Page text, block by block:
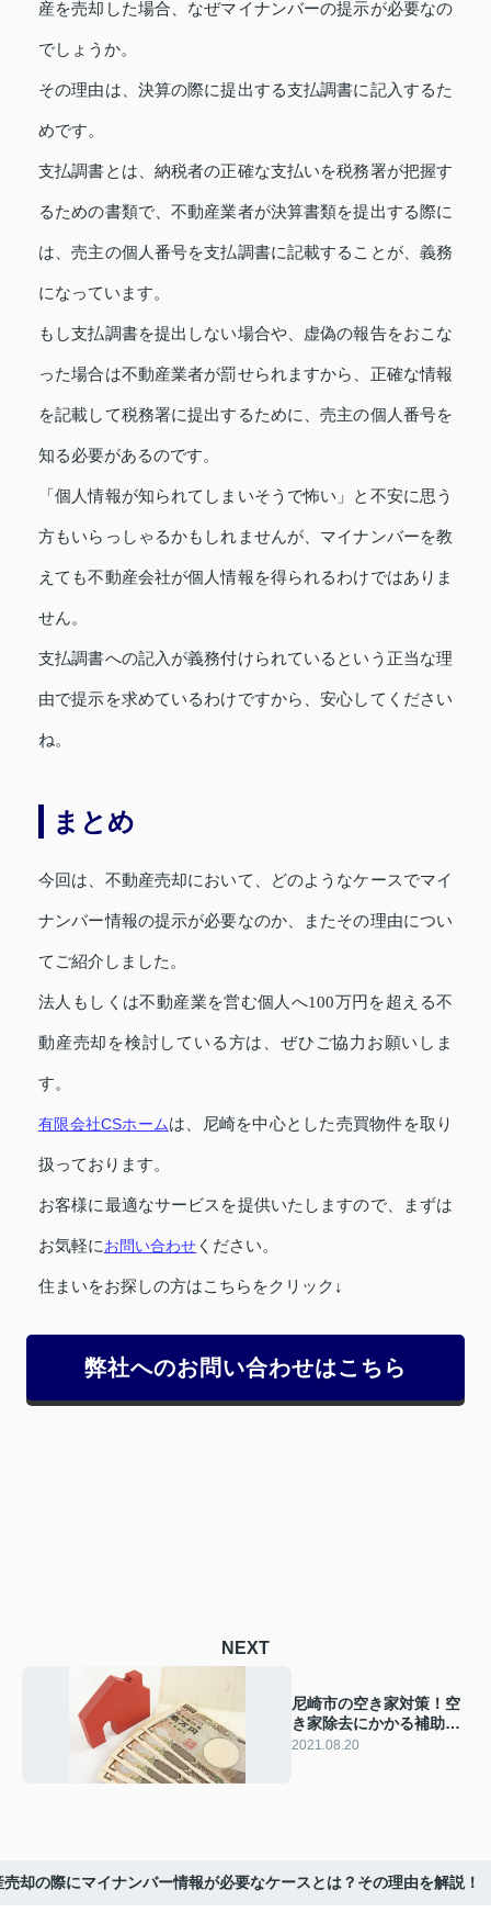
産を売却した場合、なぜマイナンバーの提示が必要なの
でしょうか。
その理由は、決算の際に提出する支払調書に記入するた
めです。
支払調書とは、納税者の正確な支払いを税務署が把握す
るための書類で、不動産業者が決算書類を提出する際に
は、売主の個人番号を支払調書に記載することが、義務
になっています。
もし支払調書を提出しない場合や、虚偽の報告をおこな
った場合は不動産業者が罰せられますから、正確な情報
を記載して税務署に提出するために、売主の個人番号を
知る必要があるのです。
「個人情報が知られてしまいそうで怖い」と不安に思う
方もいらっしゃるかもしれませんが、マイナンバーを教
えても不動産会社が個人情報を得られるわけではありま
せん。
支払調書への記入が義務付けられているという正当な理
由で提示を求めているわけですから、安心してください
ね。
まとめ
今回は、不動産売却において、どのようなケースでマイ
ナンバー情報の提示が必要なのか、またその理由につい
てご紹介しました。
法人もしくは不動産業を営む個人へ100万円を超える不
動産売却を検討している方は、ぜひご協力お願いしま
す。
有限会社CSホームは、尼崎を中心とした売買物件を取り
扱っております。
お客様に最適なサービスを提供いたしますので、まずは
お気軽にお問い合わせ ください。
住まいをお探しの方はこちらをクリック↓
弊社へのお問い合わせはこちら
NEXT
尼崎市の空き家対策！空
き家除去にかかる補助金
制度を活用しよう
2021.08.20
売却の際にマイナンバー情報が必要なケースとは？その理由を解説！